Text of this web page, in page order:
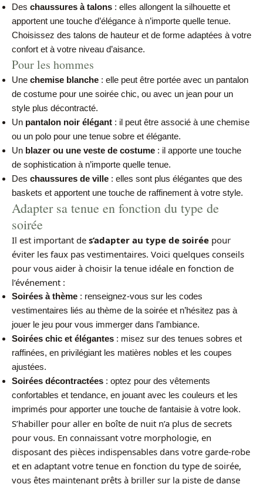
Des chaussures à talons : elles allongent la silhouette et
apportent une touche d’élégance à n’importe quelle tenue.
Choisissez des talons de hauteur et de forme adaptées à votre
confort et à votre niveau d’aisance.
Pour les hommes
Une chemise blanche : elle peut être portée avec un pantalon
de costume pour une soirée chic, ou avec un jean pour un
style plus décontracté.
Un pantalon noir élégant : il peut être associé à une chemise
ou un polo pour une tenue sobre et élégante.
Un blazer ou une veste de costume : il apporte une touche
de sophistication à n’importe quelle tenue.
Des chaussures de ville : elles sont plus élégantes que des
baskets et apportent une touche de raffinement à votre style.
Adapter sa tenue en fonction du type de
soirée
Il est important de s’adapter au type de soirée pour
éviter les faux pas vestimentaires. Voici quelques conseils
pour vous aider à choisir la tenue idéale en fonction de
l’événement :
Soirées à thème : renseignez-vous sur les codes
vestimentaires liés au thème de la soirée et n’hésitez pas à
jouer le jeu pour vous immerger dans l’ambiance.
Soirées chic et élégantes : misez sur des tenues sobres et
raffinées, en privilégiant les matières nobles et les coupes
ajustées.
Soirées décontractées : optez pour des vêtements
confortables et tendance, en jouant avec les couleurs et les
imprimés pour apporter une touche de fantaisie à votre look.
S’habiller pour aller en boîte de nuit n’a plus de secrets
pour vous. En connaissant votre morphologie, en
disposant des pièces indispensables dans votre garde-robe
et en adaptant votre tenue en fonction du type de soirée,
vous êtes maintenant prêts à briller sur la piste de danse